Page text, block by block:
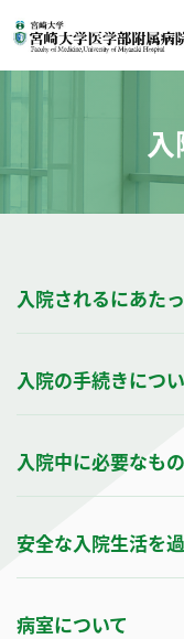
入院されるにあた
入院の手続きにつ
入院中に必要なもの
安全な入院生活を
病室について